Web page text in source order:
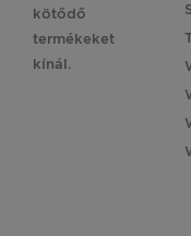
kötődő
termékeket
kínál.